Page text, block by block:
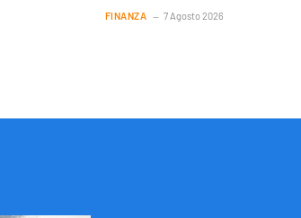
FINANZA 7 Agosto 2026